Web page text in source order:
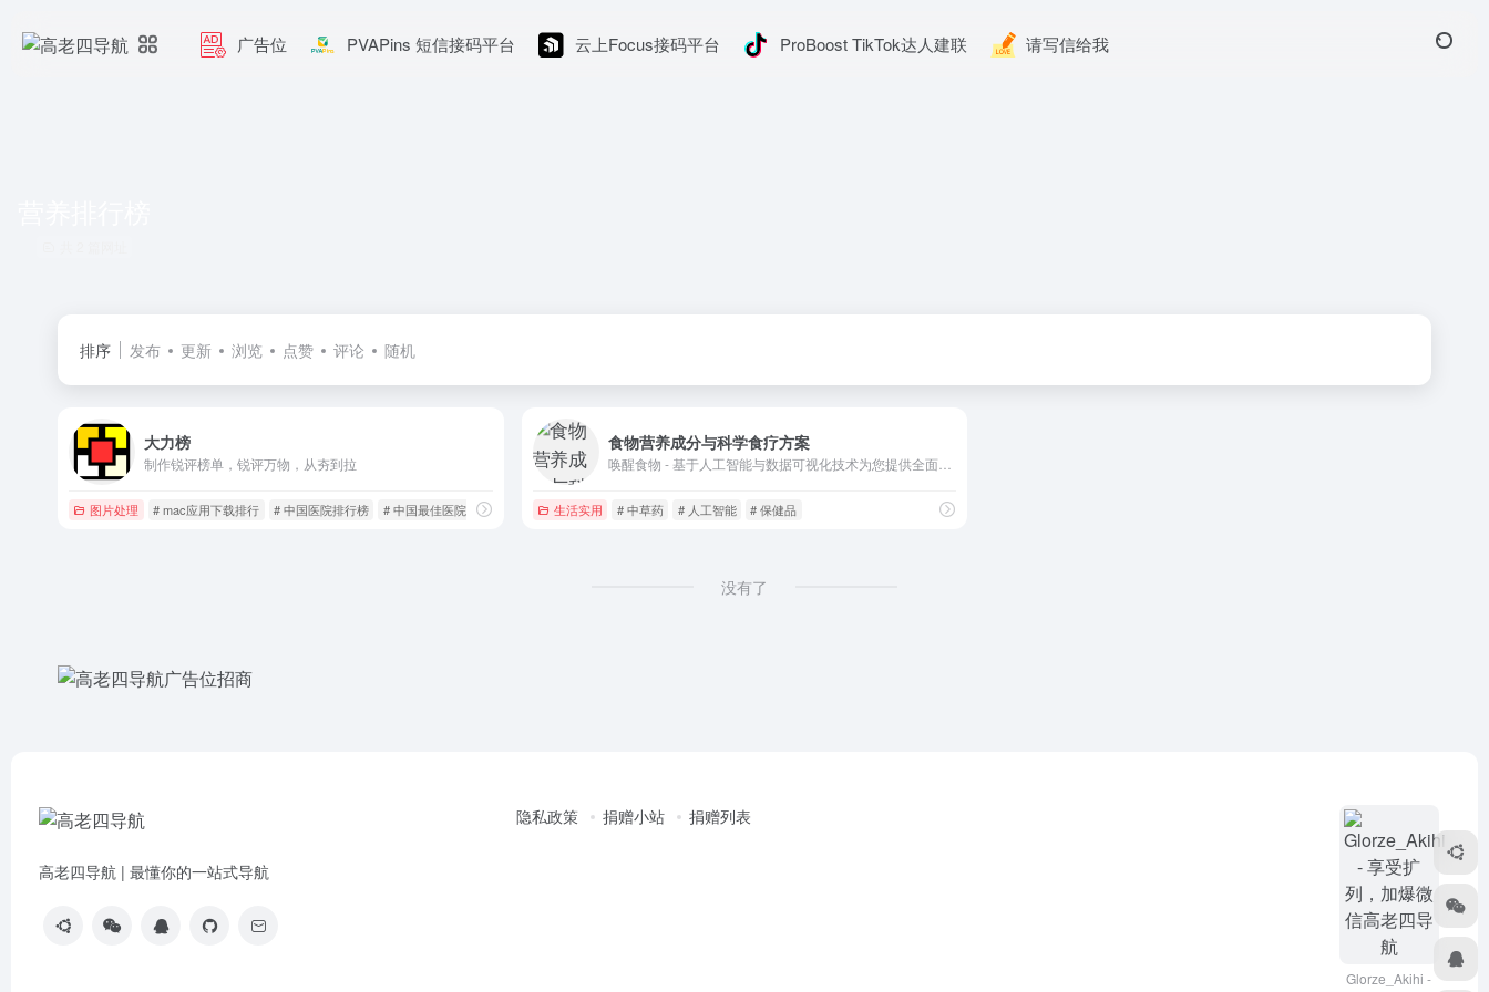
广告位 PVAPins 短信接码平台 云上Focus接码平台 ProBoost TikTok达人建联 请写信给我
排序 发布 更新 浏览 点赞 评论 随机
大力榜
制作锐评榜单，锐评万物，从夯到拉
图片处理 # mac应用下载排行 # 中国医院排行榜 # 中国最佳医院排行榜
食物营养成分与科学食疗方案
生活实用 # 中草药 # 人工智能 # 保健品
没有了
高老四导航 | 最懂你的一站式导航
隐私政策 捐赠小站 捐赠列表
Glorze_Akihi -